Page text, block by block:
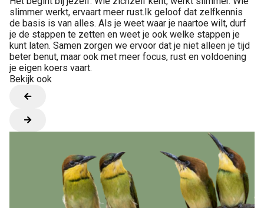
slimmer werkt, ervaart meer rust.Ik geloof dat zelfkennis
de basis is van alles. Als je weet waar je naartoe wilt, durf
je de stappen te zetten en weet je ook welke stappen je
kunt laten. Samen zorgen we ervoor dat je niet alleen je tijd
beter benut, maar ook met meer focus, rust en voldoening
je eigen koers vaart.
Bekijk ook